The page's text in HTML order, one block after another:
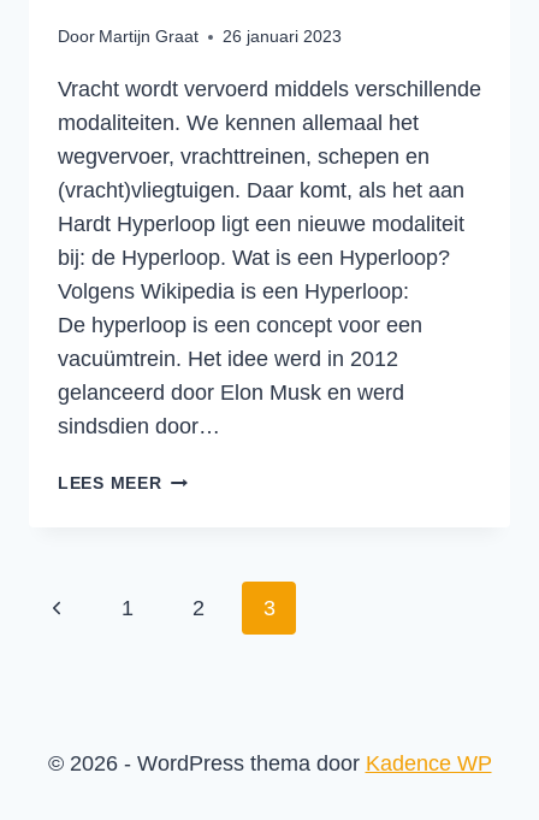
Door Martijn Graat 26 januari 2023
Vracht wordt vervoerd middels verschillende
modaliteiten. We kennen allemaal het
wegvervoer, vrachttreinen, schepen en
(vracht)vliegtuigen. Daar komt, als het aan
Hardt Hyperloop ligt een nieuwe modaliteit
bij: de Hyperloop. Wat is een Hyperloop?
Volgens Wikipedia is een Hyperloop:
De hyperloop is een concept voor een
vacuümtrein. Het idee werd in 2012
gelanceerd door Elon Musk en werd
sindsdien door…
LEES MEERDE
HYPERLOOP
Paginanavigatie
Vorige
1 2 3
© 2026 - WordPress thema door Kadence WP